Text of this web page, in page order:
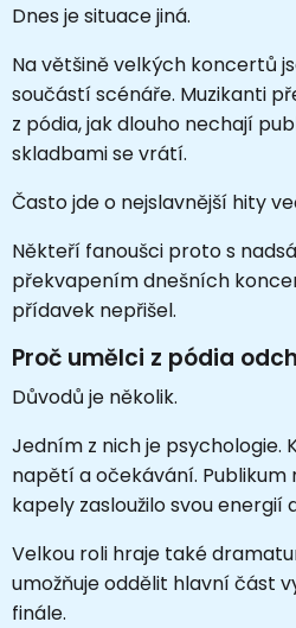
Dnes je situace jiná.
Na většině velkých koncertů
součástí scénáře. Muzikanti
z pódia, jak dlouho nechají
skladbami se vrátí.
Často jde o nejslavnější hity
Někteří fanoušci proto s
překvapením dnešních
přídavek nepřišel.
Proč umělci z pódia
Důvodů je několik.
Jedním z nich je psychologie.
napětí a očekávání. Publikum
kapely zasloužilo svou energií
Velkou roli hraje také
umožňuje oddělit hlavní část
finále.